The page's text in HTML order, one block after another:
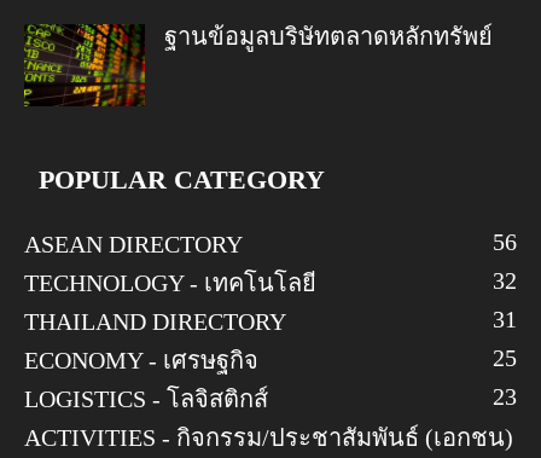
ฐานข้อมูลบริษัทตลาดหลักทรัพย์
POPULAR CATEGORY
ASEAN DIRECTORY
56
TECHNOLOGY - เทคโนโลยี
32
THAILAND DIRECTORY
31
ECONOMY - เศรษฐกิจ
25
LOGISTICS - โลจิสติกส์
23
ACTIVITIES - กิจกรรม/ประชาสัมพันธ์ (เอกชน)